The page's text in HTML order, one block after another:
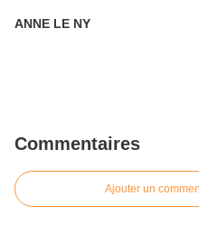
ANNE LE NY
Commentaires
Ajouter un